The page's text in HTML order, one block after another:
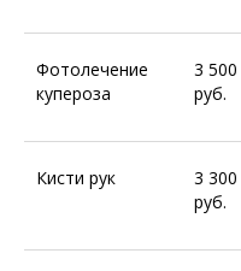
Фотолечение
купероза
3 500
руб.
Кисти рук
3 300
руб.